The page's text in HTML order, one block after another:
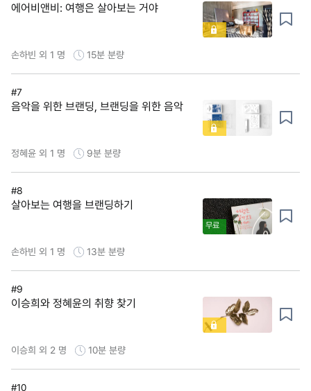
에어비앤비: 여행은 살아보는 거야
손하빈 외 1 명 15분 분량
#7
음악을 위한 브랜딩, 브랜딩을 위한 음악
정혜윤 외 1 명 9분 분량
#8
살아보는 여행을 브랜딩하기
무료
손하빈 외 1 명 13분 분량
#9
이승희와 정혜윤의 취향 찾기
이승희 외 2 명 10분 분량
#10